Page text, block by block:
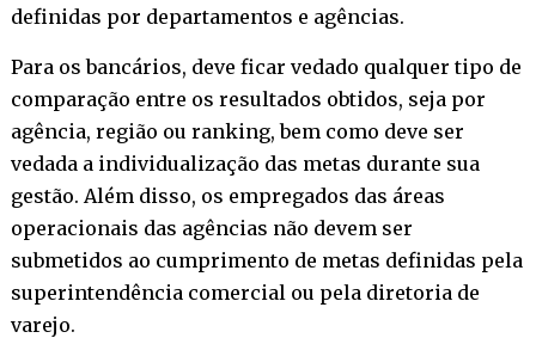
definidas por departamentos e agências.
Para os bancários, deve ficar vedado qualquer tipo de
comparação entre os resultados obtidos, seja por
agência, região ou ranking, bem como deve ser
vedada a individualização das metas durante sua
gestão. Além disso, os empregados das áreas
operacionais das agências não devem ser
submetidos ao cumprimento de metas definidas pela
superintendência comercial ou pela diretoria de
varejo.